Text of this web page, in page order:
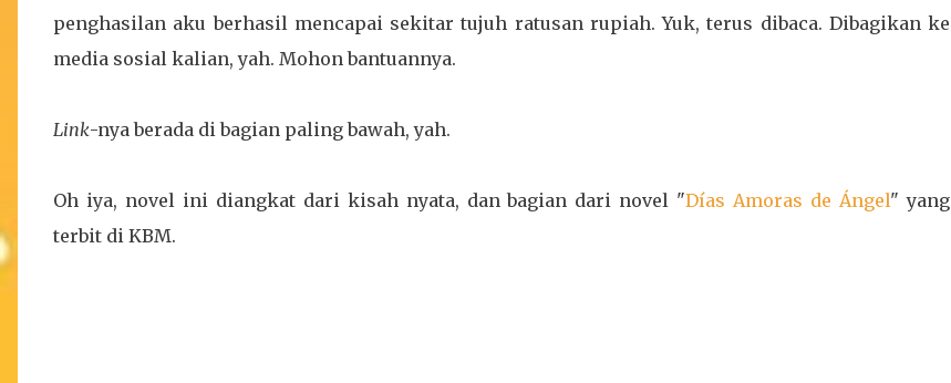
penghasilan aku berhasil mencapai sekitar tujuh ratusan rupiah. Yuk, terus dibaca. Dibagikan ke
media sosial kalian, yah. Mohon bantuannya.
Link-nya berada di bagian paling bawah, yah.
Oh iya, novel ini diangkat dari kisah nyata, dan bagian dari novel "Días Amoras de Ángel" yang
terbit di KBM.